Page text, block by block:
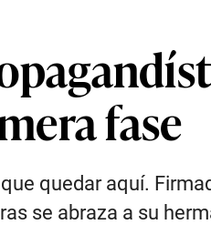
fase
quedar aquí.
se abraza a su